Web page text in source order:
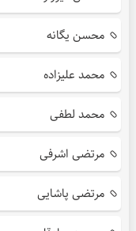
محسن یگانه
محمد علیزاده
محمد لطفی
مرتضی اشرفی
مرتضی پاشایی